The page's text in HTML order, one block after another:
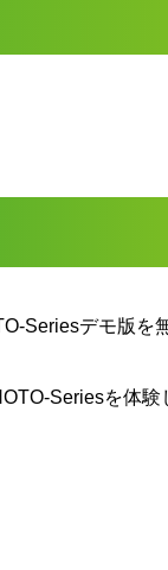
Seriesデモ版を
Seriesを体験